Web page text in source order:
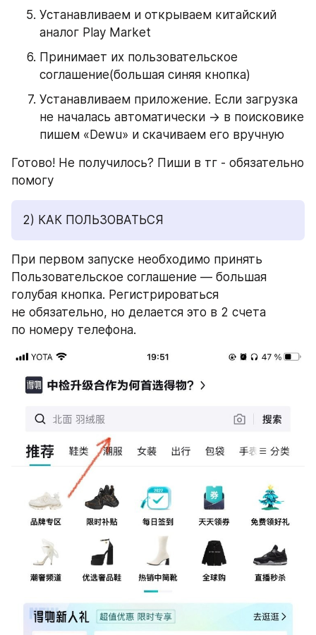
Устанавливаем и открываем китайский
аналог Play Market
Принимает их пользовательское
соглашение(большая синяя кнопка)
Устанавливаем приложение. Если загрузка
не началась автоматически → в поисковике
пишем «Dewu» и скачиваем его вручную
Готово! Не получилось? Пиши в тг - обязательно
помогу
2) КАК ПОЛЬЗОВАТЬСЯ
При первом запуске необходимо принять
Пользовательское соглашение — большая
голубая кнопка. Регистрироваться
не обязательно, но делается это в 2 счета
по номеру телефона.